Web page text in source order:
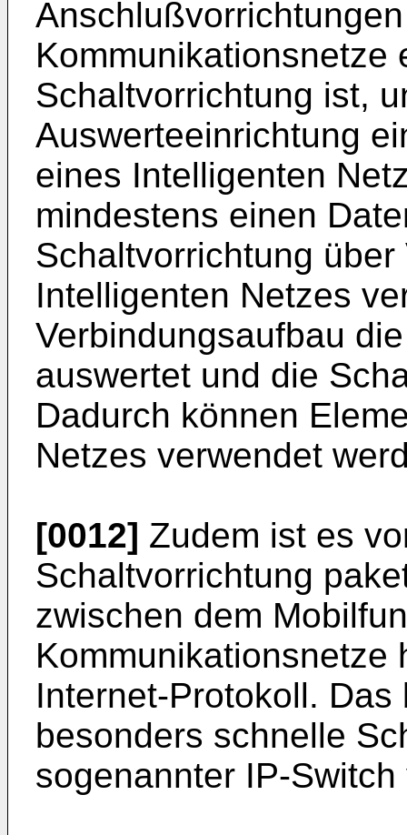
Kommunikationsnetze
Schaltvorrichtung ist,
Auswerteeinrichtung
eines Intelligenten
mindestens einen
Schaltvorrichtung
Intelligenten Netzes
Verbindungsaufbau
auswertet und die
Dadurch können
Netzes verwendet
[0012] Zudem ist es
Schaltvorrichtung
zwischen dem
Kommunikationsnetze
Internet-Protokoll.
besonders schnelle
sogenannter IP-